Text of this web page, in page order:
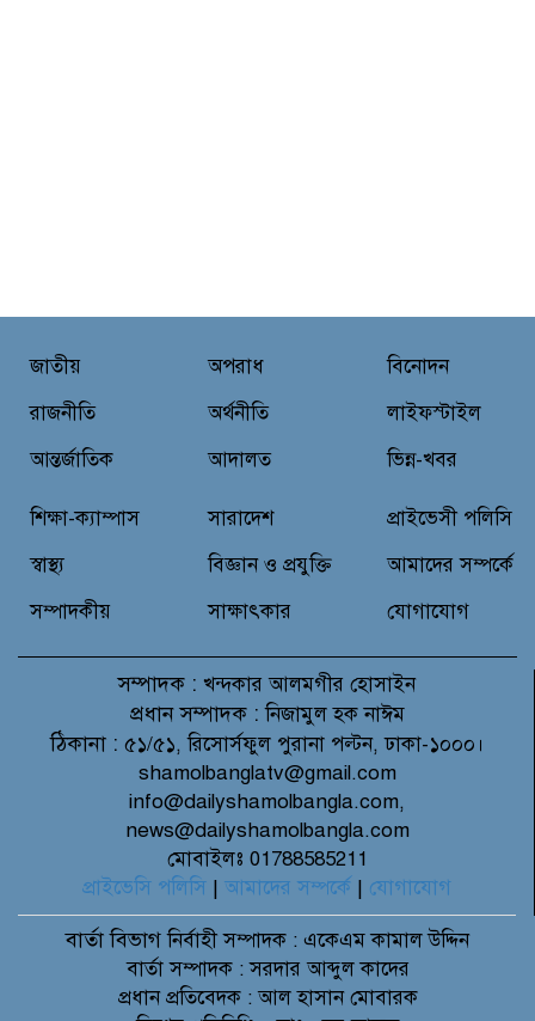
জাতীয়
রাজনীতি
আন্তর্জাতিক
অপরাধ
অর্থনীতি
আদালত
বিনোদন
লাইফস্টাইল
ভিন্ন-খবর
শিক্ষা-ক্যাম্পাস
স্বাস্থ্য
সম্পাদকীয়
সারাদেশ
বিজ্ঞান ও প্রযুক্তি
সাক্ষাৎকার
প্রাইভেসী পলিসি
আমাদের সম্পর্কে
যোগাযোগ
সম্পাদক : খন্দকার আলমগীর হোসাইন
প্রধান সম্পাদক : নিজামুল হক নাঈম
ঠিকানা : ৫১/৫১, রিসোর্সফুল পুরানা পল্টন, ঢাকা-১০০০।
shamolbanglatv@gmail.com
info@dailyshamolbangla.com,
news@dailyshamolbangla.com
মোবাইলঃ 01788585211
প্রাইভেসি পলিসি | আমাদের সম্পর্কে | যোগাযোগ
বার্তা বিভাগনির্বাহী সম্পাদক : একেএম কামাল উদ্দিন
বার্তা সম্পাদক : সরদার আব্দুল কাদের
প্রধান প্রতিবেদক : আল হাসান মোবারক